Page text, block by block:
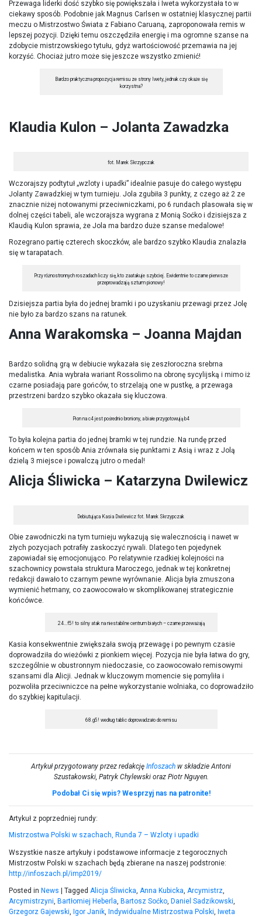
Przewaga liderki dość szybko się powiększała i Iweta wykorzystała to w
ciekawy sposób. Podobnie jak Magnus Carlsen w ostatniej klasycznej partii
meczu o Mistrzostwo Świata z Fabiano Caruaną, zaproponowała remis w
lepszej pozycji. Dzięki temu oszczędziła energię i ma ogromne szanse na
zdobycie mistrzowskiego tytułu, gdyż wartościowość przemawia na jej
korzyść. Chociaż jutro może się jeszcze wszystko zmienić!
Bardzo praktyczna propozycja remisu ze strony Iwety, jednak czy okaże się
korzystna?
Klaudia Kulon – Jolanta Zawadzka
fot. Marek Skrzypczak
Wczorajszy podtytuł „wzloty i upadki” idealnie pasuje do całego występu
Jolanty Zawadzkiej w tym turnieju. Jola zgubiła 3 punkty, z czego aż 2 ze
znacznie niżej notowanymi przeciwniczkami, po 6 rundach plasowała się w
dolnej części tabeli, ale wczorajsza wygrana z Monią Soćko i dzisiejsza z
Klaudią Kulon sprawia, że Jola ma bardzo duże szanse medalowe!
Rozegrano partię czterech skoczków, ale bardzo szybko Klaudia znalazła
się w tarapatach.
Przy różnostronnych roszadach liczy się, kto zaatakuje szybciej. Ewidentnie to czarne pierwsze
przeprowadzają szturm pionowy!
Dzisiejsza partia była do jednej bramki i po uzyskaniu przewagi przez Jolę
nie było za bardzo szans na ratunek.
Anna Warakomska – Joanna Majdan
Bardzo solidną grą w debiucie wykazała się zeszłoroczna srebrna
medalistka. Ania wybrała wariant Rossolimo na obronę sycylijską i mimo iż
czarne posiadają pare gońców, to strzelają one w pustkę, a przewaga
przestrzeni bardzo szybko okazała się kluczowa.
Pion na c4 jest pośrednio broniony, a białe przygotowują b4
To była kolejna partia do jednej bramki w tej rundzie. Na rundę przed
końcem w ten sposób Ania zrównała się punktami z Asią i wraz z Jolą
dzielą 3 miejsce i powalczą jutro o medal!
Alicja Śliwicka – Katarzyna Dwilewicz
Debiutująca Kasia Dwilewicz fot. Marek Skrzypczak
Obie zawodniczki na tym turnieju wykazują się walecznością i nawet w
złych pozycjach potrafiły zaskoczyć rywali. Dlatego ten pojedynek
zapowiadał się emocjonująco. Po relatywnie rzadkiej kolejności na
szachownicy powstała struktura Maroczego, jednak w tej konkretnej
redakcji dawało to czarnym pewne wyrównanie. Alicja była zmuszona
wymienić hetmany, co zaowocowało w skomplikowanej strategicznie
końcówce.
24…f5! to silny atak na niestabilne centrum białych – czarne przeważają
Kasia konsekwentnie zwiększała swoją przewagę i po pewnym czasie
doprowadziła do wieżówki z pionkiem więcej. Pozycja nie była łatwa do gry,
szczególnie w obustronnym niedoczasie, co zaowocowało remisowymi
szansami dla Alicji. Jednak w kluczowym momencie się pomyliła i
pozwoliła przeciwniczce na pełne wykorzystanie wolniaka, co doprowadziło
do szybkiej kapitulacji.
68.g5! według tablic doprowadzało do remisu
Artykuł przygotowany przez redakcję Infoszach w składzie Antoni
Szustakowski, Patryk Chylewski oraz Piotr Nguyen.
Podobał Ci się wpis? Wesprzyj nas na patronite!
Artykuł z poprzedniej rundy:
Mistrzostwa Polski w szachach, Runda 7 – Wzloty i upadki
Wszystkie nasze artykuły i podstawowe informacje z tegorocznych
Mistrzostw Polski w szachach będą zbierane na naszej podstronie:
http://infoszach.pl/imp2019/
Posted in News | Tagged Alicja Śliwicka Anna Kubicka Arcymistrz
Arcymistrzyni Bartłomiej Heberla Bartosz Soćko Daniel Sadzikowski
Grzegorz Gajewski Igor Janik Indywidualne Mistrzostwa Polski Iweta